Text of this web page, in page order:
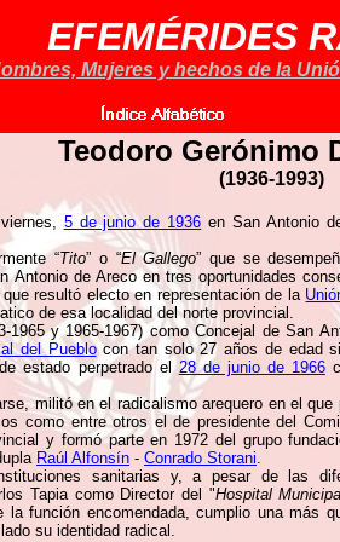
EFEMÉRIDES
Mujeres y hechos de la
Teodoro Gerónimo
(1936-1993)
5 de junio de 1936 en San Antonio
“Tito” o “El Gallego” que se
Antonio de Areco en tres oportunidades
resultó electo en representación de la
de esa localidad del norte provincial.
1965 y 1965-1967) como Concejal de San
del Pueblocon tan solo 27 años de edad
estado perpetrado el28 de junio de 1966
militó en el radicalismo arequero en el que
como entre otros el de presidente del
y formó parte en 1972 del grupo
Raúl Alfonsín - Conrado Storani.
sanitarias y, a pesar de las
Tapia como Director del "Hospital
función encomendada, cumplio una más
su identidad radical.